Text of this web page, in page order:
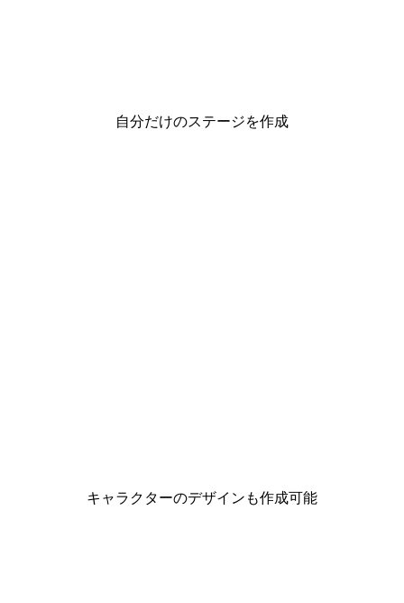
自分だけのステージを作成
キャラクターのデザインも作成可能